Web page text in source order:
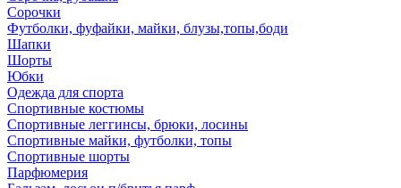
Сорочки
Футболки, фуфайки, майки, блузы,топы,боди
Шапки
Шорты
Юбки
Одежда для спорта
Спортивные костюмы
Спортивные леггинсы, брюки, лосины
Спортивные майки, футболки, топы
Спортивные шорты
Парфюмерия